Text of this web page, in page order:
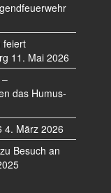
feiert
11. Mai 2026
das Humus-
4. März 2026
Besuch an